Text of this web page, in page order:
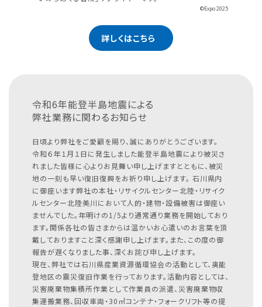
©Expo 2025
詳しくはこちら
令和6年能登半島地震による
弊社業務に関わるお知らせ
日頃より弊社をご愛顧を賜り、誠にありがとうございます。
令和６年１月１日に発生しました能登半島地震により被災さ
れました皆様に心よりお見舞い申し上げますとともに、被災
地の一刻も早い復旧復興をお祈り申し上げます。 石川県内
に御座います弊社の本社・リサイクルセンター北陸・リサイク
ルセンター北陸美川において人的・建物・設備被害は御座い
ませんでした。年明けの1/5より通常通り業務を開始しており
ます。関係各社の皆さまからは温かいお心遣いのお言葉を頂
戴しておりますこと深く感謝申し上げます。また、この度の御
報告が遅くなりました事、深くお詫び申し上げます。
現在、弊社では石川県産業資源循環協会の活動として、奥能
登地区の震災復旧作業を行っております。活動内容としては、
災害廃棄物集積所作業として作業員の派遣、災害廃棄物収
集運搬業務、回収車両・30㎥コンテナ・フォークリフト等の提